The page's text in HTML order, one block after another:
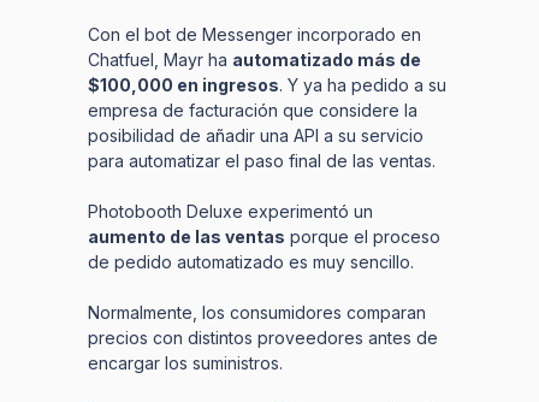
Con el bot de Messenger incorporado en
Chatfuel, Mayr ha automatizado más de
$100,000 en ingresos. Y ya ha pedido a su
empresa de facturación que considere la
posibilidad de añadir una API a su servicio
para automatizar el paso final de las ventas.
Photobooth Deluxe experimentó un
aumento de las ventas porque el proceso
de pedido automatizado es muy sencillo.
Normalmente, los consumidores comparan
precios con distintos proveedores antes de
encargar los suministros.